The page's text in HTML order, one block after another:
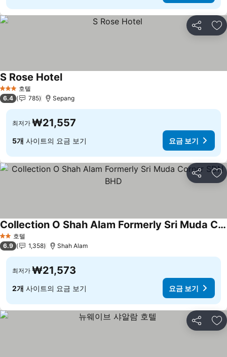
공유 즐
3 성급 호텔
S Rose Hotel요금 보기
6.4 785 Sepang
최저가 ₩21,557
5개 사이트의 요금 보기 요금 보기
공유 즐
2 성급호텔
Collection O Shah Alam Formerly Sri Muda Corner SDN BHD
요금 보기
6.9 1,358 Shah Alam
최저가 ₩21,573
2개 사이트의 요금 보기 요금 보기
공유 즐